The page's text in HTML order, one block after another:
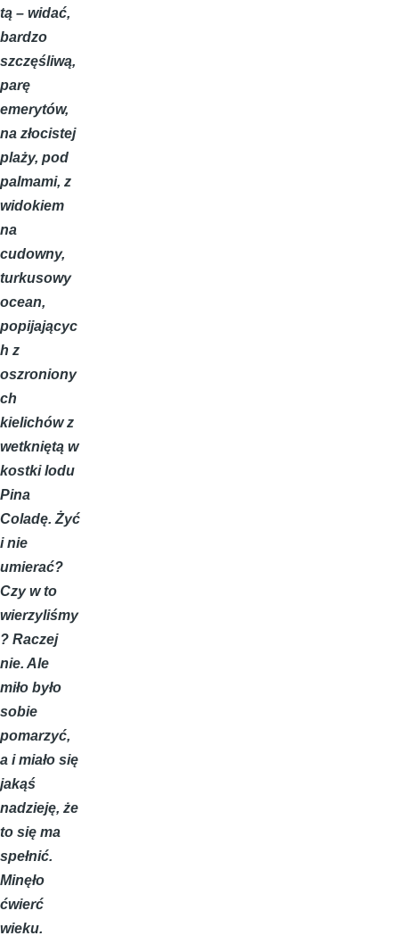
tą – widać,
bardzo
szczęśliwą,
parę
emerytów,
na złocistej
plaży, pod
palmami, z
widokiem
na
cudowny,
turkusowy
ocean,
popijającyc
h z
oszroniony
ch
kielichów z
wetkniętą w
kostki lodu
Pina
Coladę. Żyć
i nie
umierać?
Czy w to
wierzyliśmy
? Raczej
nie. Ale
miło było
sobie
pomarzyć,
a i miało się
jakąś
nadzieję, że
to się ma
spełnić.
Minęło
ćwierć
wieku.